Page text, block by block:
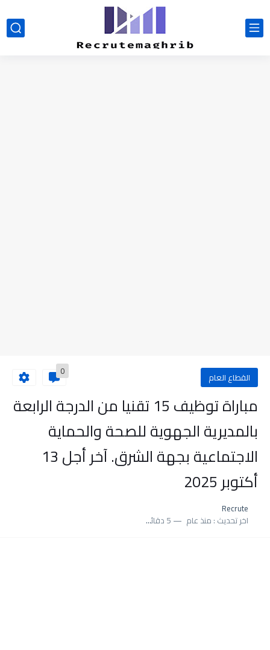
القطاع العام 0
مباراة توظيف 15 تقنيا من الدرجة الرابعة
بالمديرية الجهوية للصحة والحماية
الاجتماعية بجهة الشرق. آخر أجل 13
أكتوبر 2025
Recrute
اخر تحديث : منذ عام 5 دقائق للقراءة